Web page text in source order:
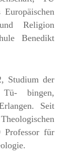
Religion
Benedikt
Studium der
bingen,
Seit
Professor für